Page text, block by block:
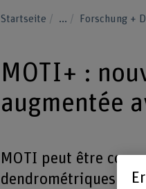
Startseite ... Forschung +
MOTI+ :
augmentée
MOTI peut être
dendrométriques en